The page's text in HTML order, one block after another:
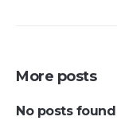
More posts
No posts found